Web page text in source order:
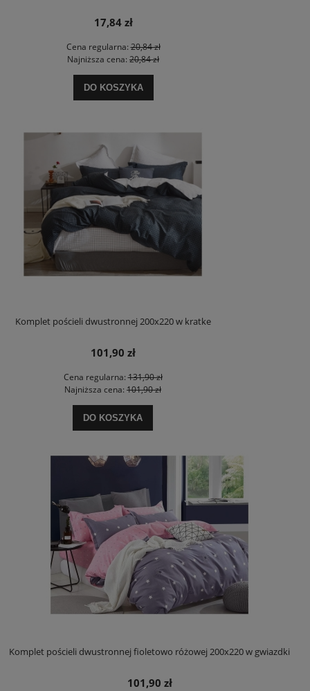
17,84 zł
Cena regularna:20,84 zł
Najniższa cena: 20,84 zł
DO KOSZYKA
Komplet pościeli dwustronnej 200x220 w kratke
101,90 zł
Cena regularna:131,90 zł
Najniższa cena: 101,90 zł
DO KOSZYKA
Komplet pościeli dwustronnej fioletowo różowej 200x220 w gwiazdki
101,90 zł